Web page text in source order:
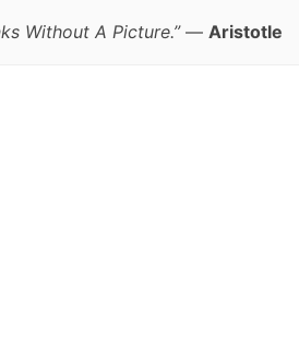
Without A Picture.”— Aristotle